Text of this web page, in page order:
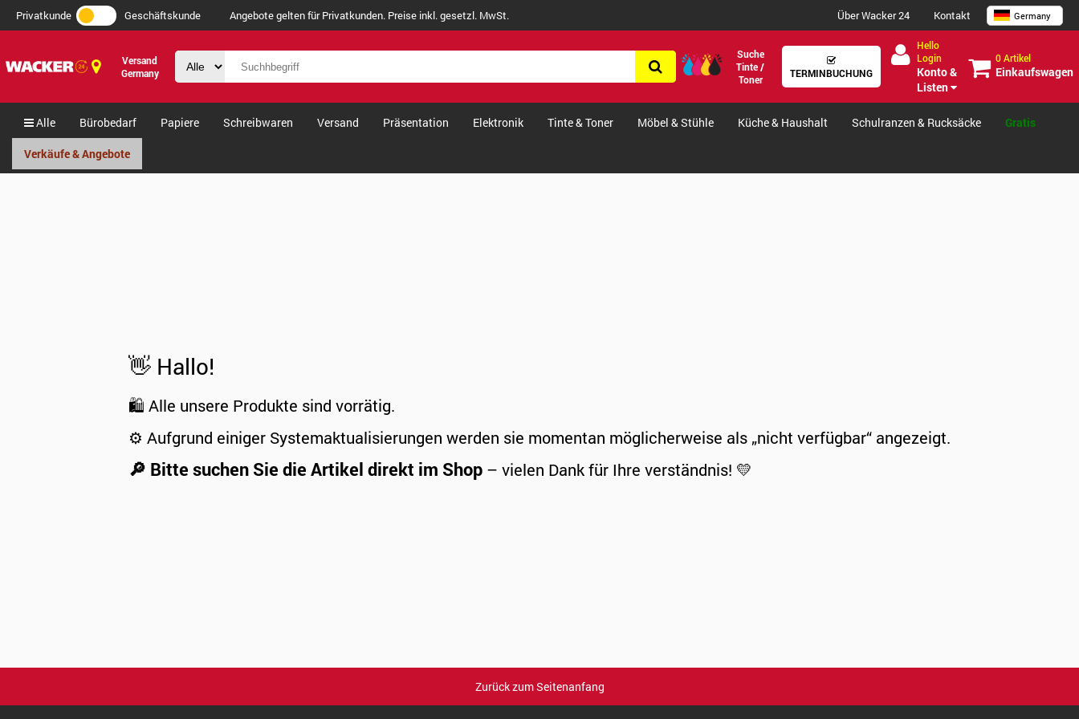
Privatkunde Geschäftskunde Angebote gelten für Privatkunden. Preise inkl. gesetzl. MwSt. Über Wacker 24 Kontakt Germany
Versand
Germany
Suche
Tinte /
Toner
TERMINBUCHUNG
Hello
Login
Konto &
Listen
0 Artikel
Einkaufswagen
Alle Bürobedarf Papiere Schreibwaren Versand Präsentation Elektronik Tinte & Toner Möbel & Stühle Küche & Haushalt Schulranzen & Rucksäcke Gratis
Verkäufe & Angebote
👋 Hallo!
🛍️ Alle unsere Produkte sind vorrätig.
⚙️ Aufgrund einiger Systemaktualisierungen werden sie momentan möglicherweise als „nicht verfügbar“ angezeigt.
🔎 Bitte suchen Sie die Artikel direkt im Shop – vielen Dank für Ihre verständnis! 💛
Zurück zum Seitenanfang